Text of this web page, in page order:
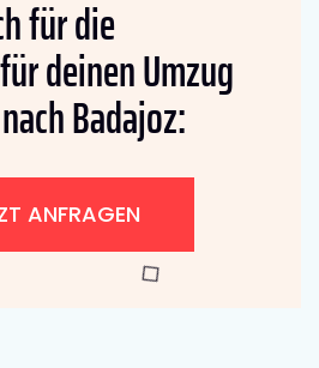
für die
für deinen Umzug
Badajoz:
ANFRAGEN